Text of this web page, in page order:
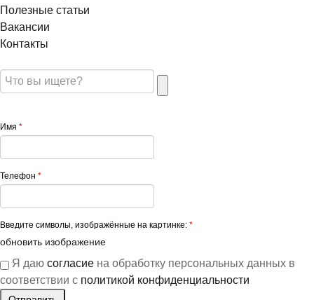
Полезные статьи
Вакансии
Контакты
Имя *
Телефон *
Введите символы, изображённые на картинке: *
обновить изображение
Я даю согласие на обработку персональных данных в
соответствии с политикой конфиденциальности